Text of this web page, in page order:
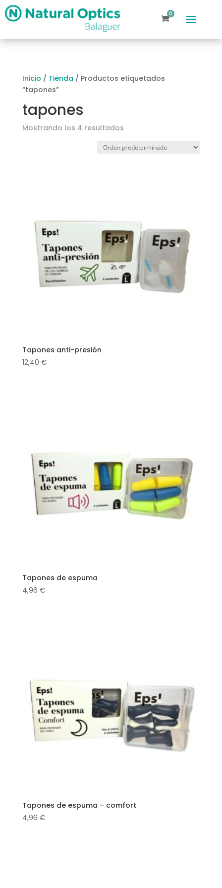
0
elementos
Inicio / Tienda / Productos etiquetados
“tapones”
tapones
Mostrando los 4 resultados
Tapones anti-presión
12,40 €
Tapones de espuma
4,96 €
Tapones de espuma – comfort
4,96 €